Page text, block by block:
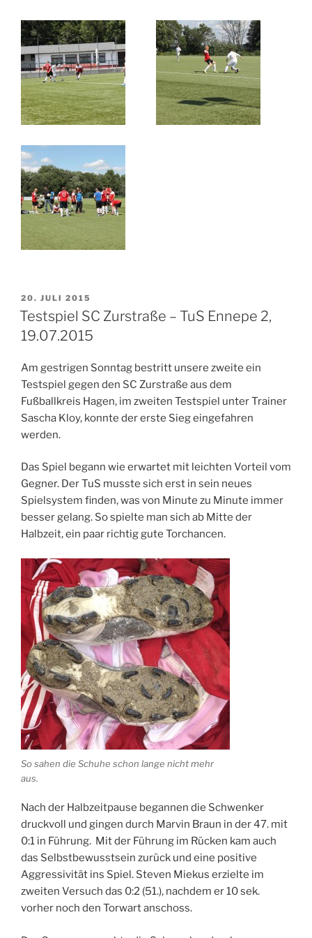
VERÖFFENTLICHT
AM
20. JULI 2015
Testspiel SC Zurstraße – TuS Ennepe 2,
19.07.2015
Am gestrigen Sonntag bestritt unsere zweite ein
Testspiel gegen den SC Zurstraße aus dem
Fußballkreis Hagen, im zweiten Testspiel unter Trainer
Sascha Kloy, konnte der erste Sieg eingefahren
werden.
Das Spiel begann wie erwartet mit leichten Vorteil vom
Gegner. Der TuS musste sich erst in sein neues
Spielsystem finden, was von Minute zu Minute immer
besser gelang. So spielte man sich ab Mitte der
Halbzeit, ein paar richtig gute Torchancen.
So sahen die Schuhe schon lange nicht mehr
aus.
Nach der Halbzeitpause begannen die Schwenker
druckvoll und gingen durch Marvin Braun in der 47. mit
0:1 in Führung. Mit der Führung im Rücken kam auch
das Selbstbewusstsein zurück und eine positive
Aggressivität ins Spiel. Steven Miekus erzielte im
zweiten Versuch das 0:2 (51.), nachdem er 10 sek.
vorher noch den Torwart anschoss.